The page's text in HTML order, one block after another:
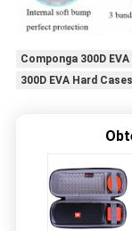
Componga 300D
300D EVA Hard Cases